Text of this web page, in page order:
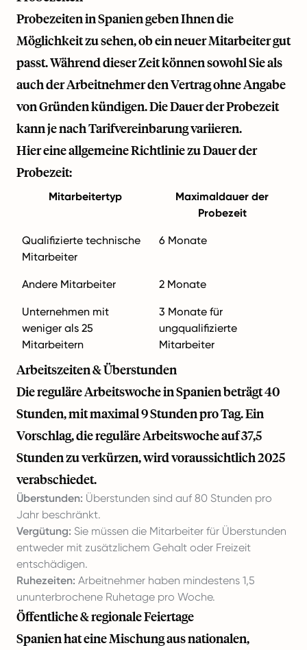
Probezeiten in Spanien geben Ihnen die
Möglichkeit zu sehen, ob ein neuer Mitarbeiter gut
passt. Während dieser Zeit können sowohl Sie als
auch der Arbeitnehmer den Vertrag ohne Angabe
von Gründen kündigen. Die Dauer der Probezeit
kann je nach Tarifvereinbarung variieren.
Hier eine allgemeine Richtlinie zu Dauer der
Probezeit:
Mitarbeitertyp
Maximaldauer der
Probezeit
Qualifizierte technische
Mitarbeiter
6 Monate
Andere Mitarbeiter 2 Monate
Unternehmen mit
weniger als 25
Mitarbeitern
3 Monate für
ungqualifizierte
Mitarbeiter
Arbeitszeiten & Überstunden
Die reguläre Arbeitswoche in Spanien beträgt 40
Stunden, mit maximal 9 Stunden pro Tag. Ein
Vorschlag, die reguläre Arbeitswoche auf 37,5
Stunden zu verkürzen, wird voraussichtlich 2025
verabschiedet.
Überstunden: Überstunden sind auf 80 Stunden pro
Jahr beschränkt.
Vergütung: Sie müssen die Mitarbeiter für Überstunden
entweder mit zusätzlichem Gehalt oder Freizeit
entschädigen.
Ruhezeiten: Arbeitnehmer haben mindestens 1,5
ununterbrochene Ruhetage pro Woche.
Öffentliche & regionale Feiertage
Spanien hat eine Mischung aus nationalen,